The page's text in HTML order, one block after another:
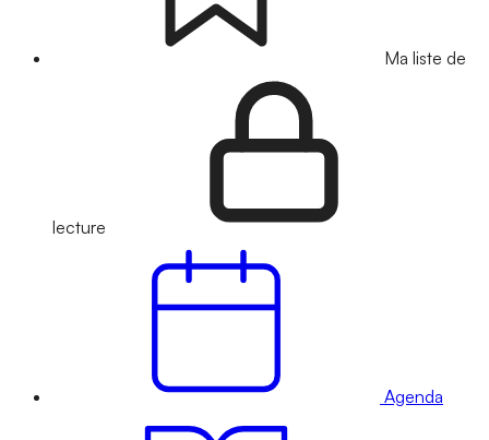
Ma liste de
lecture
Agenda